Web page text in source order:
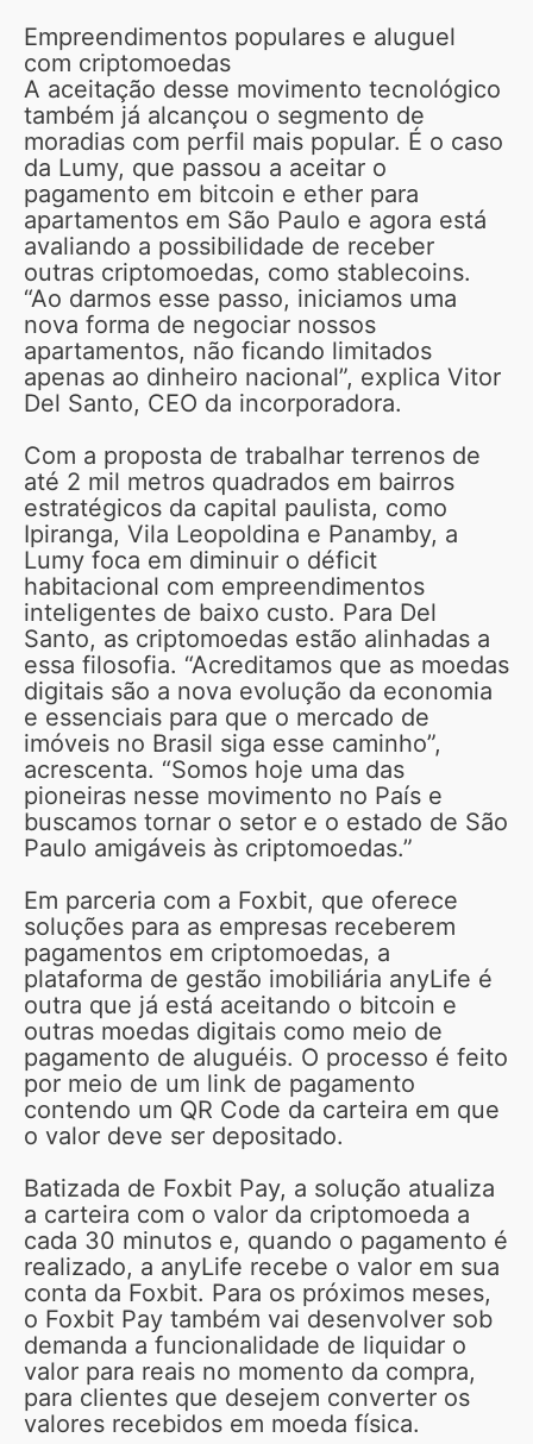
Empreendimentos populares e aluguel
com criptomoedas
A aceitação desse movimento tecnológico
também já alcançou o segmento de
moradias com perfil mais popular. É o caso
da Lumy, que passou a aceitar o
pagamento em bitcoin e ether para
apartamentos em São Paulo e agora está
avaliando a possibilidade de receber
outras criptomoedas, como stablecoins.
“Ao darmos esse passo, iniciamos uma
nova forma de negociar nossos
apartamentos, não ficando limitados
apenas ao dinheiro nacional”, explica Vitor
Del Santo, CEO da incorporadora.
Com a proposta de trabalhar terrenos de
até 2 mil metros quadrados em bairros
estratégicos da capital paulista, como
Ipiranga, Vila Leopoldina e Panamby, a
Lumy foca em diminuir o déficit
habitacional com empreendimentos
inteligentes de baixo custo. Para Del
Santo, as criptomoedas estão alinhadas a
essa filosofia. “Acreditamos que as moedas
digitais são a nova evolução da economia
e essenciais para que o mercado de
imóveis no Brasil siga esse caminho”,
acrescenta. “Somos hoje uma das
pioneiras nesse movimento no País e
buscamos tornar o setor e o estado de São
Paulo amigáveis às criptomoedas.”
Em parceria com a Foxbit, que oferece
soluções para as empresas receberem
pagamentos em criptomoedas, a
plataforma de gestão imobiliária anyLife é
outra que já está aceitando o bitcoin e
outras moedas digitais como meio de
pagamento de aluguéis. O processo é feito
por meio de um link de pagamento
contendo um QR Code da carteira em que
o valor deve ser depositado.
Batizada de Foxbit Pay, a solução atualiza
a carteira com o valor da criptomoeda a
cada 30 minutos e, quando o pagamento é
realizado, a anyLife recebe o valor em sua
conta da Foxbit. Para os próximos meses,
o Foxbit Pay também vai desenvolver sob
demanda a funcionalidade de liquidar o
valor para reais no momento da compra,
para clientes que desejem converter os
valores recebidos em moeda física.